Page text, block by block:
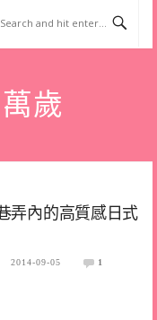
歲
弄內的高質感日式
2014-09-05 1